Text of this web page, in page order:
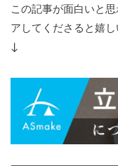
この記事が面白いと
アしてくださると嬉し
↓